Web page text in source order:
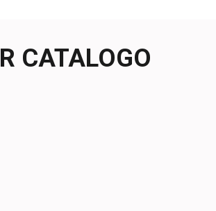
CATALOGO